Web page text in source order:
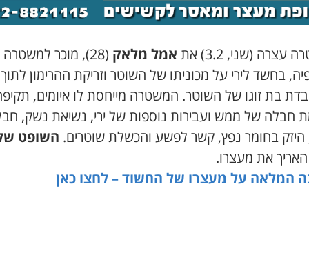
עצרה (שני, 3.2) את אמל מלאק
(28), מוכר למשטרה
בחשד לירי על מכוניתו של השוטר וזריקת ההרימון
בת זוגו של השוטר. המשטרה מייחסת לו איומים,
חבלה של ממש ועבירות נוספות של ירי, נשיאת נשק,
היזק בחומר נפץ, קשר לפשע והכשלת שוטרים. השופט
האריך את מעצרו.
המלאה על מעצרו של החשוד – לחצו כאן